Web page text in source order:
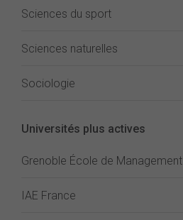
Sciences du sport
Sciences naturelles
Sociologie
Universités plus actives
Grenoble École de Management
IAE France